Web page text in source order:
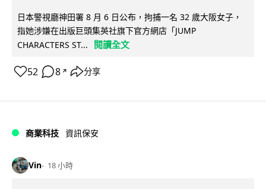
日本警視廳神田署 8 月 6 日公布，拘捕一名 32 歲大阪女子，
指她涉嫌在出版巨頭集英社旗下官方網店「JUMP
CHARACTERS ST...
閱讀全文
52 8 ↗ 分享
商業科技 資訊保安
Vin 18 小時